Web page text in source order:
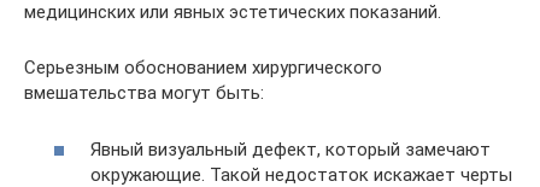
медицинских или явных эстетических показаний.
Серьезным обоснованием хирургического
вмешательства могут быть:
Явный визуальный дефект, который замечают
окружающие. Такой недостаток искажает черты